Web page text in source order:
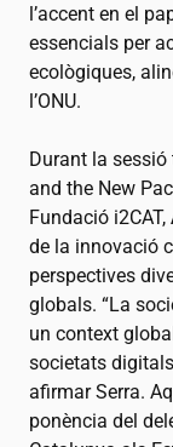
l’accent en el
essencials per
ecològiques,
l’ONU.
Durant la
and the New
Fundació i2CAT,
de la innovació
perspectives
globals. “La
un context
societats
afirmar Serra.
ponència del